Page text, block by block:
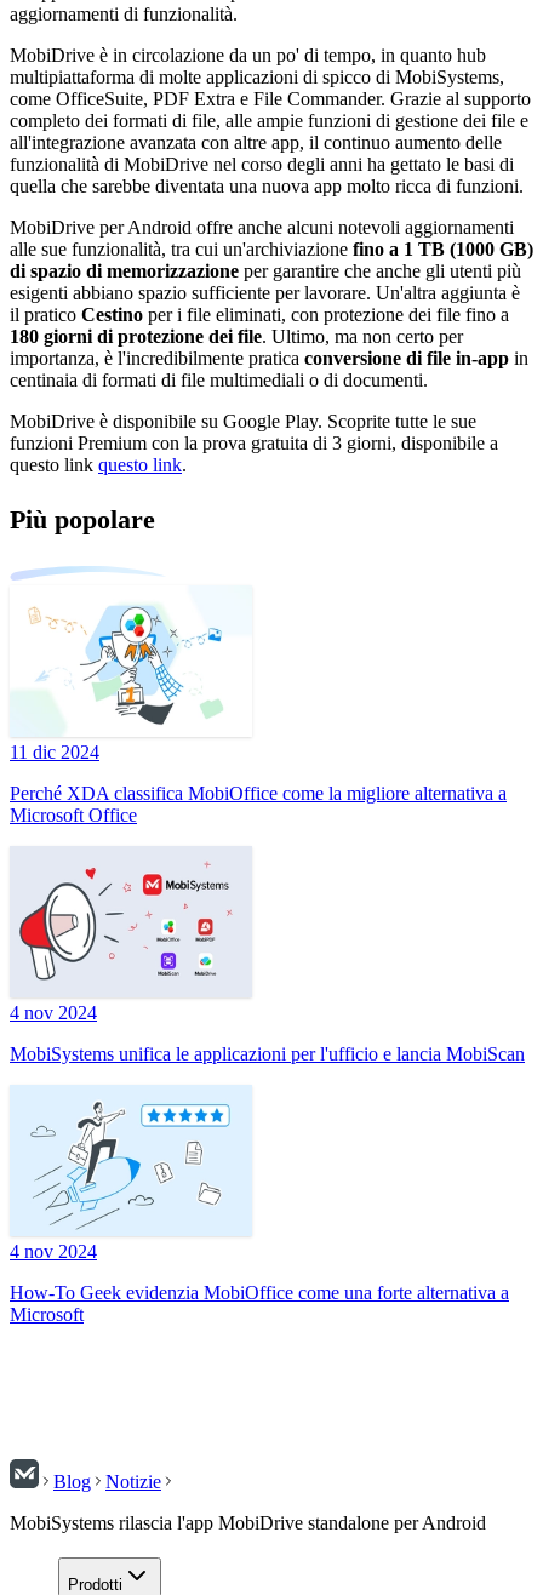
aggiornamenti di funzionalità.
MobiDrive è in circolazione da un po' di tempo, in quanto hub
multipiattaforma di molte applicazioni di spicco di MobiSystems,
come OfficeSuite, PDF Extra e File Commander. Grazie al supporto
completo dei formati di file, alle ampie funzioni di gestione dei file e
all'integrazione avanzata con altre app, il continuo aumento delle
funzionalità di MobiDrive nel corso degli anni ha gettato le basi di
quella che sarebbe diventata una nuova app molto ricca di funzioni.
MobiDrive per Android offre anche alcuni notevoli aggiornamenti
alle sue funzionalità, tra cui un'archiviazione fino a 1 TB (1000 GB)
di spazio di memorizzazione per garantire che anche gli utenti più
esigenti abbiano spazio sufficiente per lavorare. Un'altra aggiunta è
il pratico Cestino per i file eliminati, con protezione dei file fino a
180 giorni di protezione dei file. Ultimo, ma non certo per
importanza, è l'incredibilmente pratica conversione di file in-app in
centinaia di formati di file multimediali o di documenti.
MobiDrive è disponibile su Google Play. Scoprite tutte le sue
funzioni Premium con la prova gratuita di 3 giorni, disponibile a
questo link questo link.
Più popolare
11 dic 2024
Perché XDA classifica MobiOffice come la migliore alternativa a
Microsoft Office
4 nov 2024
MobiSystems unifica le applicazioni per l'ufficio e lancia MobiScan
4 nov 2024
How-To Geek evidenzia MobiOffice come una forte alternativa a
Microsoft
Blog
Notizie
MobiSystems rilascia l'app MobiDrive standalone per Android
Prodotti